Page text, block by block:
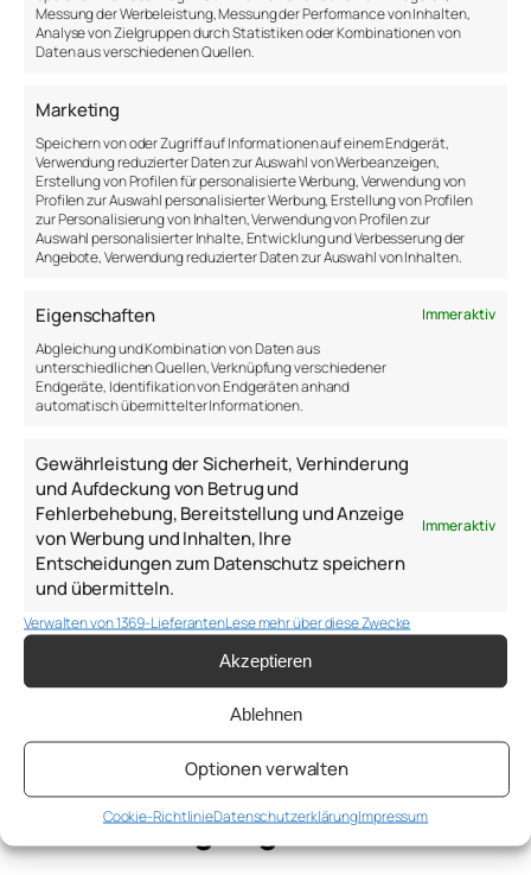
Messung der Werbeleistung, Messung der Performance von Inhalten,
Analyse von Zielgruppen durch Statistiken oder Kombinationen von
Daten aus verschiedenen Quellen.
Marketing
Speichern von oder Zugriff auf Informationen auf einem Endgerät,
Verwendung reduzierter Daten zur Auswahl von Werbeanzeigen,
Erstellung von Profilen für personalisierte Werbung, Verwendung von
Profilen zur Auswahl personalisierter Werbung, Erstellung von Profilen
zur Personalisierung von Inhalten, Verwendung von Profilen zur
Auswahl personalisierter Inhalte, Entwicklung und Verbesserung der
Angebote, Verwendung reduzierter Daten zur Auswahl von Inhalten.
Eigenschaften
Immer aktiv
Abgleichung und Kombination von Daten aus
unterschiedlichen Quellen, Verknüpfung verschiedener
Endgeräte, Identifikation von Endgeräten anhand
automatisch übermittelter Informationen.
Gewährleistung der Sicherheit, Verhinderung
und Aufdeckung von Betrug und
Fehlerbehebung, Bereitstellung und Anzeige
von Werbung und Inhalten, Ihre
Entscheidungen zum Datenschutz speichern
und übermitteln.
Immer aktiv
Verwalten von 1369-LieferantenLese mehr über diese Zwecke
Akzeptieren
Ablehnen
Optionen verwalten
Cookie-RichtlinieDatenschutzerklärungImpressum
größtenteils bewusster Prozess, der sich vom
passiven Zuhören stark unterscheiden kann. Die
vollständigen Hingabe an die Musik ohne rationale
Analyse und den damit verbundenen Zustand der
Extase oder des Flow-Erlebens.
In solchen Momenten schwingt das Herz mit der
Melodie ohne Ablenkung und ohne Mühe. Der
Moment wird ausgekostet und man existiert im
Musik im Sportkontext eher wenig untersucht, doch
es gibt eine wissenschaftliche Arbeit, die häufig
zitiert wird (Terry & Karageorghis, 2011). Die
Forscher konnten einige positive Effekte von Musik
auf sportliche Leistung dokumentieren:
Musik verändert deine
Stimmung
Unsere Stimmung kann sich von einer Stunde auf die
andere ändern. Doch wir müssen uns der Ebbe und
Flut unserer Stimmungen nicht vollständig beugen
und können sie durch unsere Musikwahl verändern.
Welche Musik hörst du, um dich aus einem
unmotivierten Zustand zu befreien (z.B. Eye of the
Songwahl beeinflusst das
Erregungsniveau